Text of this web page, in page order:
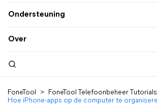
Ondersteuning
Over
FoneTool > FoneTool Telefoonbeheer Tutorials
Hoe iPhone-apps op de computer te